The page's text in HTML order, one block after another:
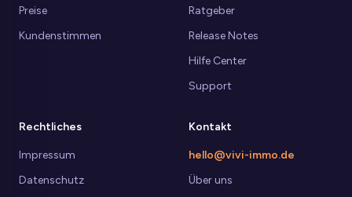
Preise
Kundenstimmen
Ratgeber
Release Notes
Hilfe Center
Support
Rechtliches
Impressum
Datenschutz
Kontakt
hello@vivi-immo.de
Über uns